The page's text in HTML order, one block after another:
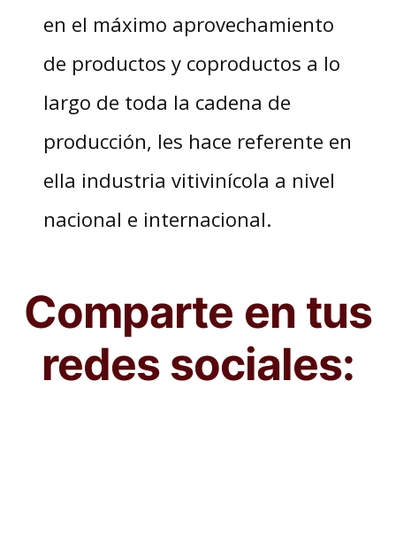
en el máximo aprovechamiento
de productos y coproductos a lo
largo de toda la cadena de
producción, les hace referente en
ella industria vitivinícola a nivel
nacional e internacional.
Comparte en tus
redes sociales: